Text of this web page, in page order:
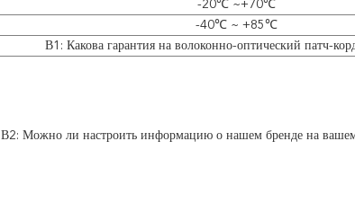
-20℃ ~+70℃
-40℃ ~ +85℃
В1: Какова гарантия на волоконно-оптический патч-
В2: Можно ли настроить информацию о нашем бренде на вашем